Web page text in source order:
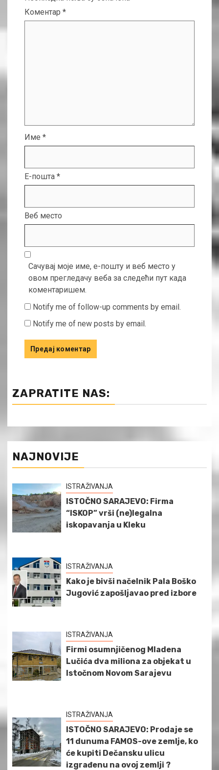
Коментар *
Име *
Е-пошта *
Веб место
Сачувај моје име, е-пошту и веб место у
овом прегледачу веба за следећи пут када
коментаришем.
Notify me of follow-up comments by email.
Notify me of new posts by email.
ZAPRATITE NAS:
NAJNOVIJE
ISTRAŽIVANJA
ISTOČNO SARAJEVO: Firma
“ISKOP” vrši (ne)legalna
iskopavanja u Kleku
ISTRAŽIVANJA
Kako je bivši načelnik Pala Boško
Jugović zapošljavao pred izbore
ISTRAŽIVANJA
Firmi osumnjičenog Mladena
Lučića dva miliona za objekat u
Istočnom Novom Sarajevu
ISTRAŽIVANJA
ISTOČNO SARAJEVO: Prodaje se
11 dunuma FAMOS-ove zemlje, ko
će kupiti Dečansku ulicu
izgrađenu na ovoj zemlji ?